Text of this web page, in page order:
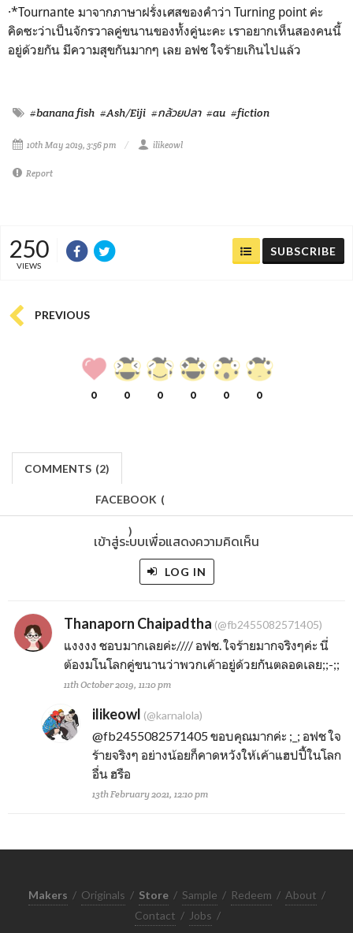
·*Tournante มาจากภาษาฝรั่งเศสของคำว่า Turning point ค่ะ
คิดซะว่าเป็นจักรวาลคู่ขนานของทั้งคู่นะคะ เราอยากเห็นสองคนนี้
อยู่ด้วยกัน มีความสุขกันมากๆ เลย อฟช ใจร้ายเกินไปแล้ว
#banana fish #Ash/Eiji #กล้วยปลา #au #fiction
10th May 2019, 3:56 pm ilikeowl
Report
250
VIEWS
SUBSCRIBE
PREVIOUS
0 0 0 0 0 0
COMMENTS (2)
FACEBOOK (
)
เข้าสู่ระบบเพื่อแสดงความคิดเห็น
LOG IN
Thanaporn Chaipadtha (@fb2455082571405)
แงงงง ชอบมากเลยค่ะ//// อฟช. ใจร้ายมากจริงๆค่ะ นี่
ต้องมโนโลกคู่ขนานว่าพวกเค้าอยู่ด้วยกันตลอดเลย;;-;;
11th October 2019, 11:10 pm
ilikeowl (@karnalola)
@fb2455082571405ขอบคุณมากค่ะ ;_; อฟช ใจ
ร้ายจริงๆ อย่างน้อยก็คาดหวังให้เค้าแฮปปี้ในโลก
อื่น ฮรือ
13th February 2021, 12:10 pm
Makers / Originals / Store / Sample / Redeem / About /
Contact / Jobs /